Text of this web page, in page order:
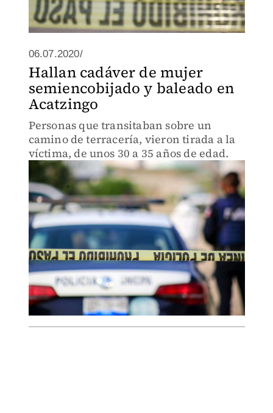
06.07.2020/
Hallan cadáver de mujer
semiencobijado y baleado en
Acatzingo
Personas que transitaban sobre un
camino de terracería, vieron tirada a la
víctima, de unos 30 a 35 años de edad.